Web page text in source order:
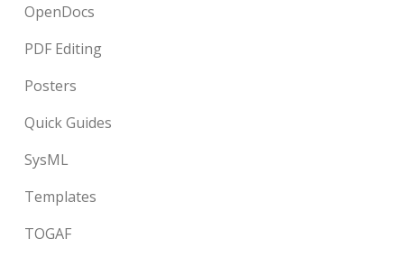
OpenDocs
PDF Editing
Posters
Quick Guides
SysML
Templates
TOGAF